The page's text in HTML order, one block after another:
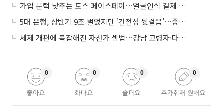
가입 문턱 낮추는 토스 페이스페이⋯얼굴인식 결제 확산 속도낸다
5대 은행, 상반기 9조 벌었지만 ‘건전성 뒷걸음’⋯중기대출 문턱 높아지나
세제 개편에 복잡해진 자산가 셈법⋯강남 고령자·다주택자 ‘자산재편 고심’
좋아요
0
화나요
0
슬퍼요
0
추가취재 원해요
0